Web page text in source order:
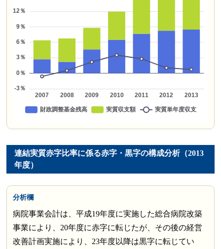
連結実質赤字比率に係る赤字・黒字の構成分析（2013
年度）
分析欄
病院事業会計は、平成19年度に実施した総合病院改築
事業により、20年度に赤字に転じたが、その後の経営
改善計画実施により、23年度以降は黒字に転じてい